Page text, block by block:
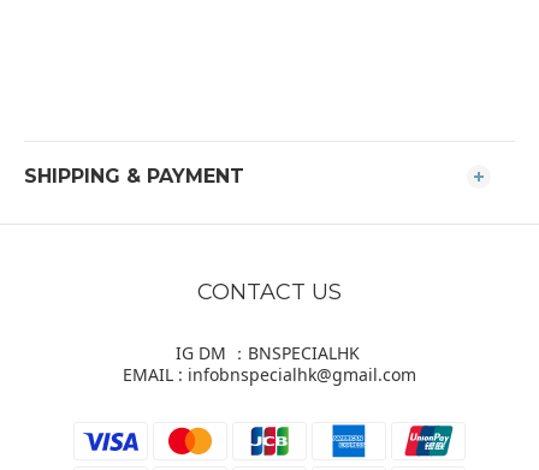
SHIPPING & PAYMENT
CONTACT US
IG DM ：BNSPECIALHK
EMAIL : infobnspecialhk@gmail.com